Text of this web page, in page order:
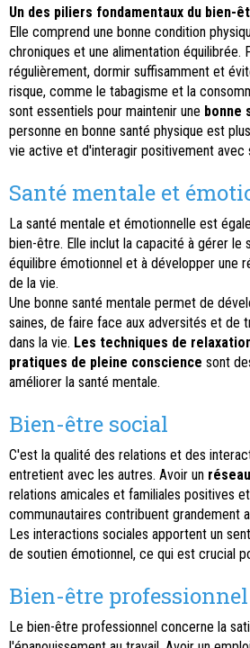
Un des piliers fondamentaux du bien-
Elle comprend une bonne condition
chroniques et une alimentation équilibrée.
régulièrement, dormir suffisamment et
risque, comme le tabagisme et la
sont essentiels pour maintenir une bonne
personne en bonne santé physique est
vie active et d'interagir positivement avec
Santé mentale et
La santé mentale et émotionnelle est
bien-être. Elle inclut la capacité à gérer le
équilibre émotionnel et à développer une
de la vie.
Une bonne santé mentale permet de
saines, de faire face aux adversités et de
dans la vie. Les techniques de
pratiques de pleine conscience sont
améliorer la santé mentale.
Bien-être social
C'est la qualité des relations et des
entretient avec les autres. Avoir un
relations amicales et familiales positives
communautaires contribuent grandement
Les interactions sociales apportent un
de soutien émotionnel, ce qui est crucial
Bien-être professionnel
Le bien-être professionnel concerne la